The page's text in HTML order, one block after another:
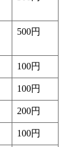
500円
100円
100円
200円
100円